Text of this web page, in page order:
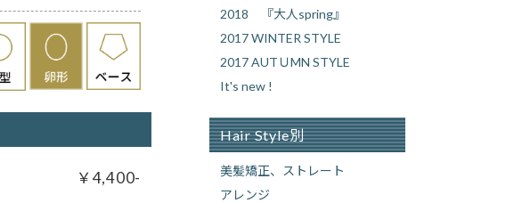
￥4,400-
2018 『大人spring』
2017 WINTER STYLE
2017 AUTＵMN STYLE
It's new !
Hair Style別
美髪矯正、ストレート
アレンジ